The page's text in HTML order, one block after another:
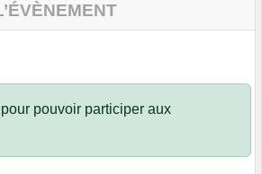
pour pouvoir participer aux